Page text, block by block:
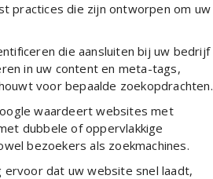
practices die zijn ontworpen om uw
die aansluiten bij uw bedrijf
in uw content en meta-tags,
voor bepaalde zoekopdrachten.
waardeert websites met
dubbele of oppervlakkige
bezoekers als zoekmachines.
ervoor dat uw website snel laadt,